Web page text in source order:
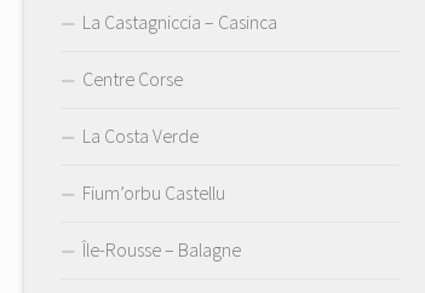
La Castagniccia – Casinca
Centre Corse
La Costa Verde
Fium’orbu Castellu
Île-Rousse – Balagne